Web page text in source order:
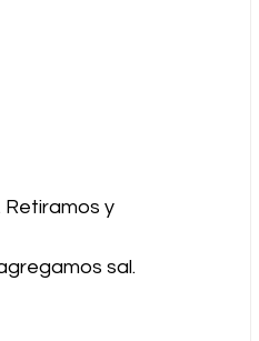
Retiramos y
sal.